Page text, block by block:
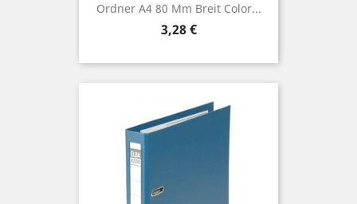
Ordner A4 80 Mm Breit Color...
Preis
3,28 €